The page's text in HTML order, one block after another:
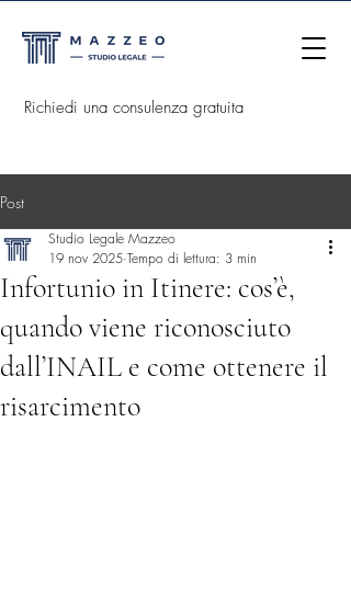
Richiedi una consulenza gratuita
Post
Infortunio in Itinere: cos’è,
quando viene riconosciuto
dall’INAIL e come ottenere il
risarcimento
Studio Legale Mazzeo
19 nov 2025 Tempo di lettura: 3 min